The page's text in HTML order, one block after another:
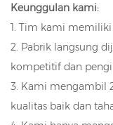
Keunggulan kami:
1. Tim kami
2. Pabrik langsung
kompetitif dan
3. Kami mengambil
kualitas baik dan